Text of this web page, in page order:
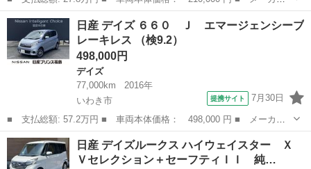
名： 日産 ■ 車種名： デイズ ■ グレード名： ハイウェイスタ
ー Ｇ （車検２年）ナビ フルセグＴＶ Ｂｌｕｅｔｏｏｔｈオー
ディオ 全周...
福島 福島市 デイズ
日産 デイズ ６６０ Ｊ エマージェンシーブ
レーキレス （検9.2）
498,000円
デイズ
77,000km
2016年
いわき市
提携サイト 7月30日
■ 支払総額: 57.2万円 ■ 車両本体価格： 498,000 円 ■ メーカー
名： 日産 ■ 車種名： デイズ ■ グレード名： ６６０ Ｊ エ
マージェンシーブレーキレス ■ 排気量： 660cc ■ ドア枚数：
5D...
福島 いわき市 デイズ
日産 デイズルークス ハイウェイスター Ｘ
Ｖセレクション＋セーフティＩＩ 純…